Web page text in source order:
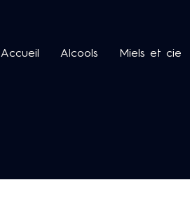
Accueil Alcools Miels et cie